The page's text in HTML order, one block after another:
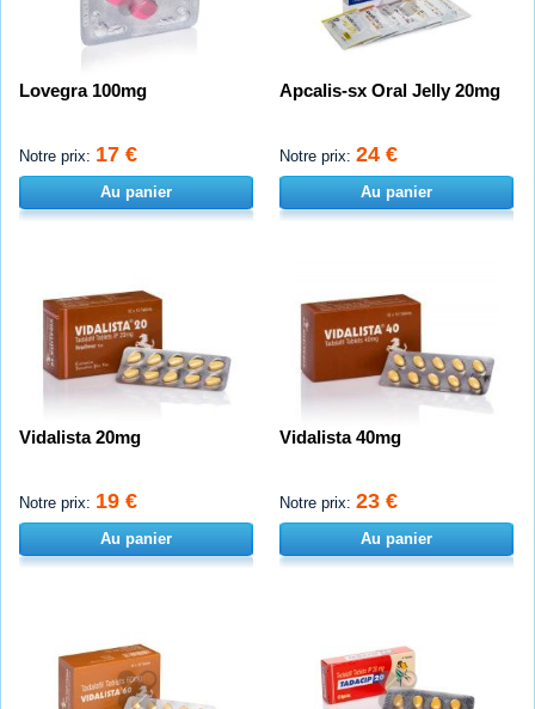
Lovegra 100mg
Notre prix: 17 €
Au panier
Apcalis-sx Oral Jelly 20mg
Notre prix: 24 €
Au panier
Vidalista 20mg
Notre prix: 19 €
Au panier
Vidalista 40mg
Notre prix: 23 €
Au panier